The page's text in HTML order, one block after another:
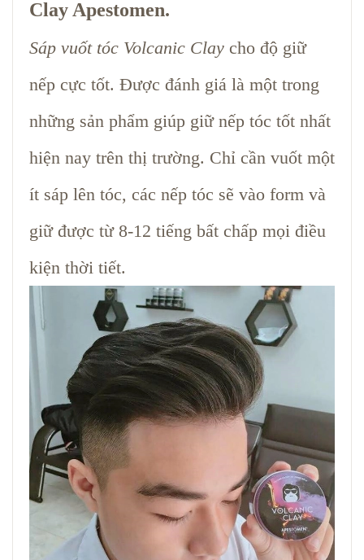
Clay Apestomen.
Sáp vuốt tóc Volcanic Clay cho độ giữ
nếp cực tốt. Được đánh giá là một trong
những sản phẩm giúp giữ nếp tóc tốt nhất
hiện nay trên thị trường. Chỉ cần vuốt một
ít sáp lên tóc, các nếp tóc sẽ vào form và
giữ được từ 8-12 tiếng bất chấp mọi điều
kiện thời tiết.